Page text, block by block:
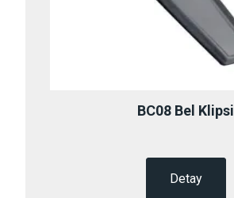
BC08 Bel Klipsi